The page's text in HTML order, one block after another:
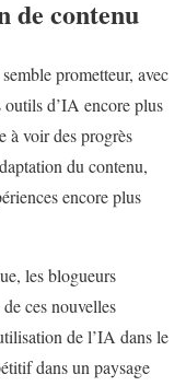
de contenu
semble prometteur, avec
d’IA encore plus
à voir des progrès
du contenu,
encore plus
les blogueurs
ces nouvelles
de l’IA dans le
dans un paysage